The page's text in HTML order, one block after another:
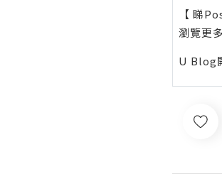
【 睇
瀏覽更
U Blog